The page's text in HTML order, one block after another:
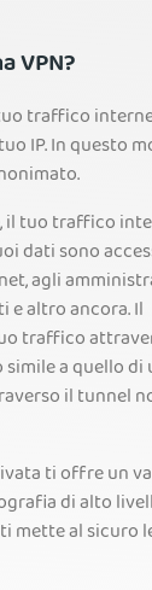
VPN?
traffico
IP. In questo
il tuo traffico
dati sono
agli
e altro ancora. Il
traffico
a quello di
il tunnel
ti offre un
di alto
mette al sicuro